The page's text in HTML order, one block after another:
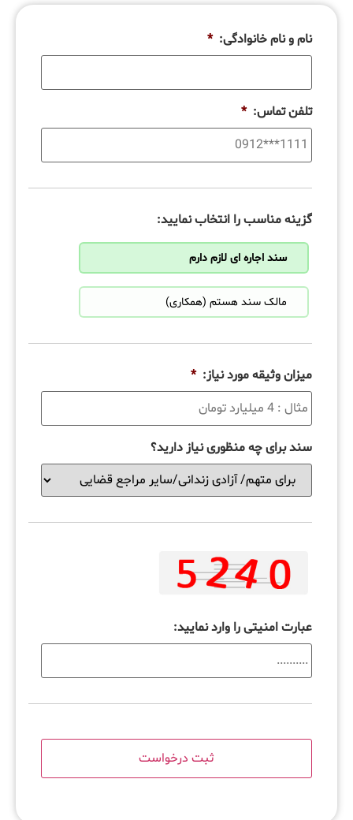
نام و نام خانوادگی: *
تلفن تماس: *
گزینه مناسب را انتخاب نمایید:
سند اجاره ای لازم دارم
مالک سند هستم (همکاری)
میزان وثیقه مورد نیاز: *
سند برای چه منظوری نیاز دارید؟
عبارت امنیتی را وارد نمایید: